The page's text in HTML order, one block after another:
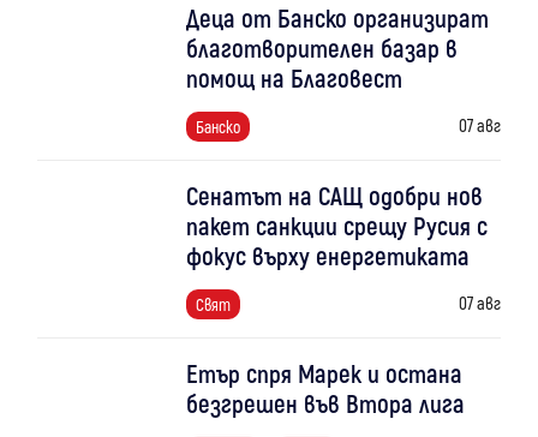
Деца от Банско организират
благотворителен базар в
помощ на Благовест
Банско 07 авг
Сенатът на САЩ одобри нов
пакет санкции срещу Русия с
фокус върху енергетиката
Свят 07 авг
Етър спря Марек и остана
безгрешен във Втора лига